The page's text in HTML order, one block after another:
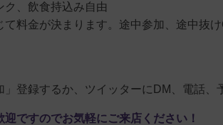
、飲食持込み自由
て料金が決まります。途中参加、途中抜
」登録するか、ツイッターにDM、電話
迎ですのでお気軽にご来店ください！